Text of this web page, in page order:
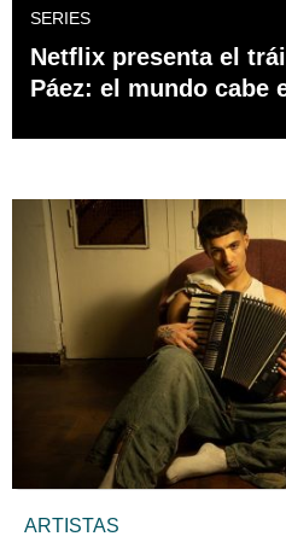
SERIES
Netflix presenta el
Páez: el mundo cabe
ARTISTAS